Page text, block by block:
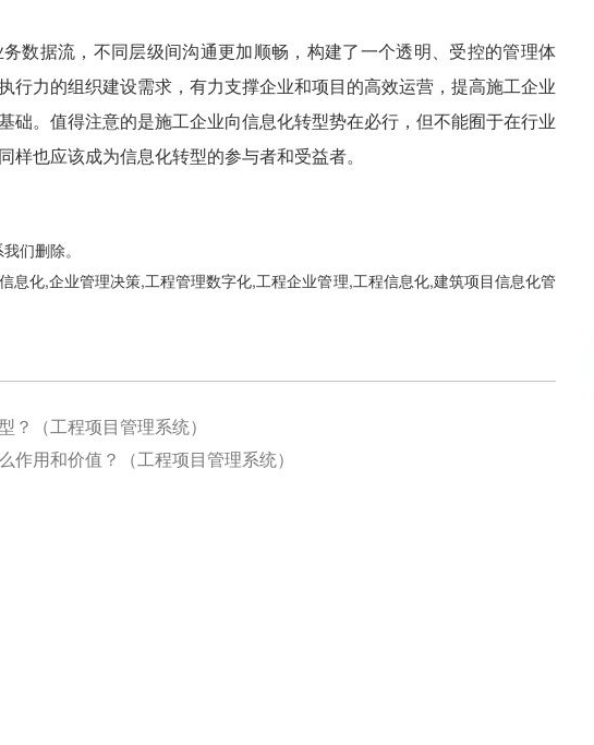
数据流，不同层级间沟通更加顺畅，构建了一个透明、受控的管理体
行力的组织建设需求，有力支撑企业和项目的高效运营，提高施工企业
础。值得注意的是施工企业向信息化转型势在必行，但不能囿于在行业
也应该成为信息化转型的参与者和受益者。
们删除。
息化,企业管理决策,工程管理数字化,工程企业管理,工程信息化,建筑项目信息化管
？（工程项目管理系统）
作用和价值？（工程项目管理系统）